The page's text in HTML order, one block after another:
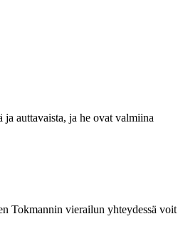
auttavaista, ja he ovat valmiina
Tokmannin vierailun yhteydessä voit